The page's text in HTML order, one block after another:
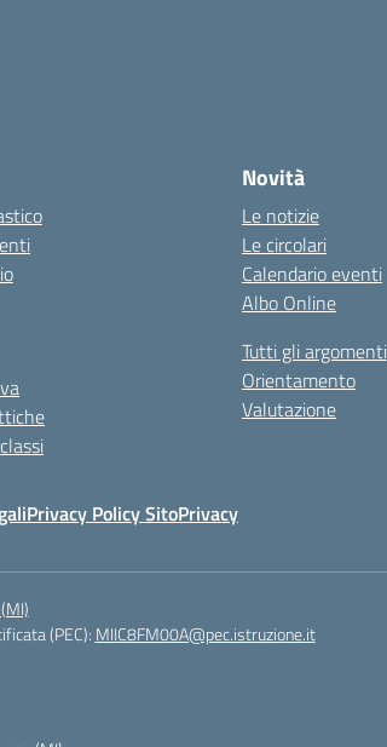
Novità
Le notizie
Le circolari
Calendario eventi
Albo Online
Tutti gli argomenti
Orientamento
Valutazione
Privacy Policy SitoPrivacy
(PEC): MIIC8FM00A@pec.istruzione.it